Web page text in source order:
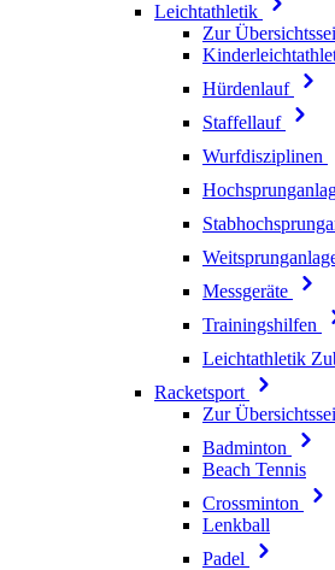
Leichtathletik
Zur
Hürdenlauf
Staffellauf
Wurfdisziplinen
Messgeräte
Trainingshilfen
Leichtathletik
Racketsport
Zur
Badminton
Beach Tennis
Crossminton
Lenkball
Padel